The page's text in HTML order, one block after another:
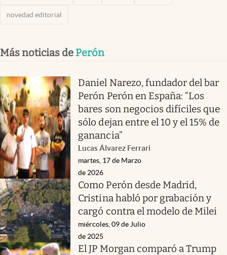
novedad editorial
Más noticias de Perón
Daniel Narezo, fundador del bar
Perón Perón en España: “Los
bares son negocios difíciles que
sólo dejan entre el 10 y el 15% de
ganancia”
Lucas Álvarez Ferrari
martes, 17 de Marzo
de 2026
Como Perón desde Madrid,
Cristina habló por grabación y
cargó contra el modelo de Milei
miércoles, 09 de Julio
de 2025
El JP Morgan comparó a Trump